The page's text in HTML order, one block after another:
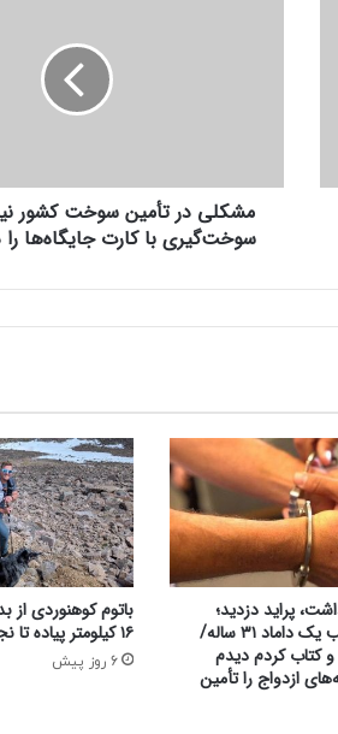
أ
س
ش
و
ن
ی
س
ت
/
ت
س
ه
ی
مشکلی در تأمین سوخت کشور
سوخت‌گیری با کارت جایگاه‌ها را
پراید دزدید؛
سرنوشت عجیب یک داماد ۳۱ ساله/
کردم دیدم
ازدواج را تأمین
باتوم کوهنوردی از
۱۶ کیلومتر پیاده تا نجات/ عکس
6 روز پیش